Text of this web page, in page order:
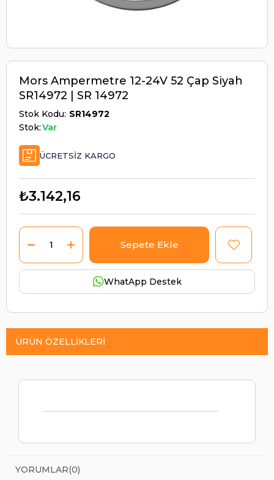
Mors Ampermetre 12-24V 52 Çap Siyah
SR14972 | SR 14972
Stok Kodu SR14972
Stok:Var
ÜCRETSIZ KARGO
₺3.142,16
WhatApp Destek
ÜRÜN ÖZELLIKLERI
YORUMLAR(0)